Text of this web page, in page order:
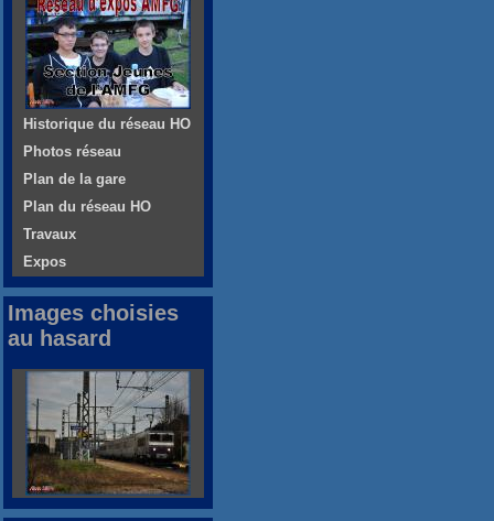
Historique du réseau HO
Photos réseau
Plan de la gare
Plan du réseau HO
Travaux
Expos
Images choisies
au hasard